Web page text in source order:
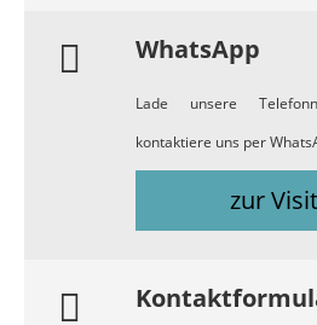
WhatsApp
Lade unsere
kontaktiere uns per
zur